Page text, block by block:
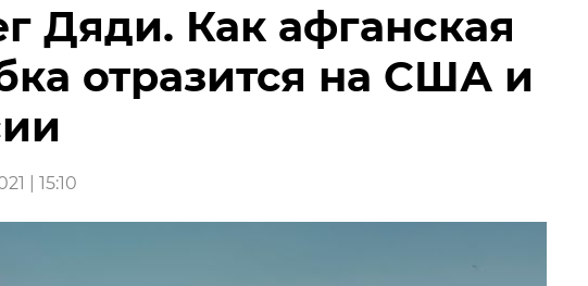
Дяди. Как афганская
отразится на США и
| 15:10